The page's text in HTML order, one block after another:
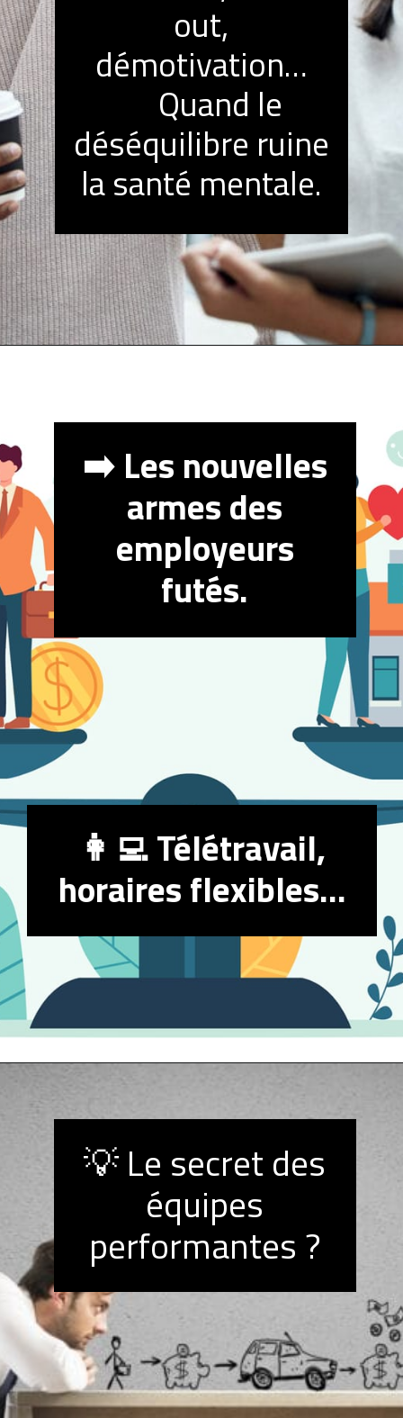
out,
démotivation…
Quand le
déséquilibre ruine
la santé mentale.
➡️ Les nouvelles
armes des
employeurs
futés.
👩‍💻 Télétravail,
horaires flexibles…
💡 Le secret des
équipes
performantes ?